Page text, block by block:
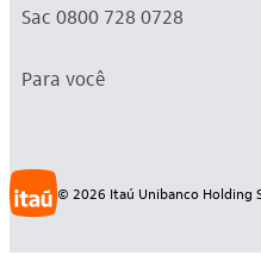
Sac 0800 728 0728
Para você
© 2026 Itaú Unibanco Holding